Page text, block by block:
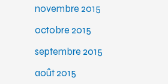
novembre 2015
octobre 2015
septembre 2015
août 2015